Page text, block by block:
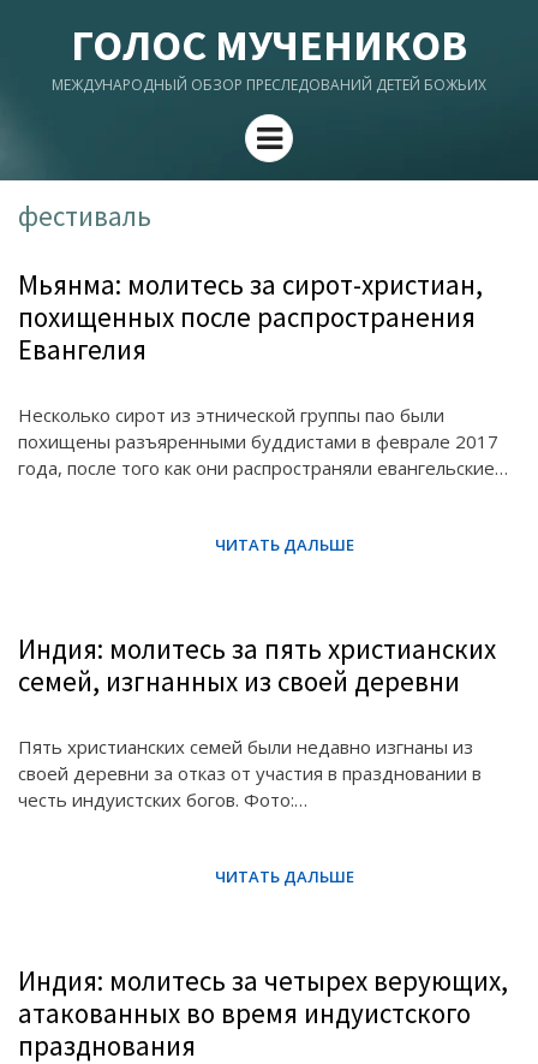
ГОЛОС МУЧЕНИКОВ
МЕЖДУНАРОДНЫЙ ОБЗОР ПРЕСЛЕДОВАНИЙ ДЕТЕЙ БОЖЬИХ
Menu
фестиваль
Мьянма: молитесь за сирот-христиан,
похищенных после распространения
Евангелия
Несколько сирот из этнической группы пао были
похищены разъяренными буддистами в феврале 2017
года, после того как они распространяли евангельские…
Индия: молитесь за пять христианских
семей, изгнанных из своей деревни
Пять христианских семей были недавно изгнаны из
своей деревни за отказ от участия в праздновании в
честь индуистских богов. Фото:…
Индия: молитесь за четырех верующих,
атакованных во время индуистского
празднования